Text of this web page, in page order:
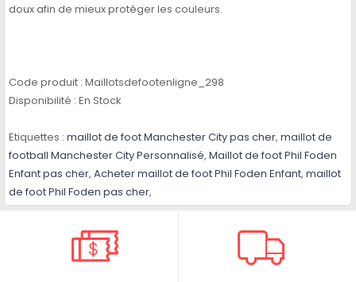
doux afin de mieux protéger les couleurs.
Code produit : Maillotsdefootenligne_298
Disponibilité : En Stock
Etiquettes : maillot de foot Manchester City pas cher, maillot de
football Manchester City Personnalisé, Maillot de foot Phil Foden
Enfant pas cher, Acheter maillot de foot Phil Foden Enfant, maillot
de foot Phil Foden pas cher,